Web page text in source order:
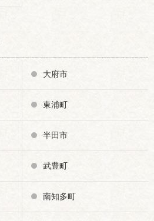
大府市
東浦町
半田市
武豊町
南知多町